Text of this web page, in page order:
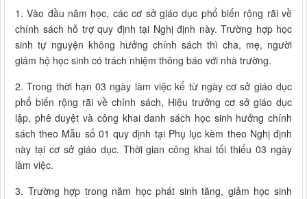
1. Vào đầu năm học, các cơ sở giáo dục phổ biến rộng rãi về
chính sách hỗ trợ quy định tại Nghị định này. Trường hợp học
sinh tự nguyện không hưởng chính sách thì cha, mẹ, người
giám hộ học sinh có trách nhiệm thông báo với nhà trường.
2. Trong thời hạn 03 ngày làm việc kể từ ngày cơ sở giáo dục
phổ biến rộng rãi về chính sách, Hiệu trưởng cơ sở giáo dục
lập, phê duyệt và công khai danh sách học sinh hưởng chính
sách theo Mẫu số 01 quy định tại Phụ lục kèm theo Nghị định
này tại cơ sở giáo dục. Thời gian công khai tối thiểu 03 ngày
làm việc.
3. Trường hợp trong năm học phát sinh tăng, giảm học sinh